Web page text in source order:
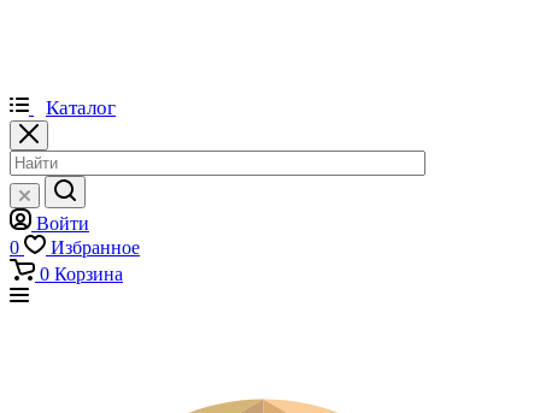
Каталог
Войти
0
Избранное
0 Корзина